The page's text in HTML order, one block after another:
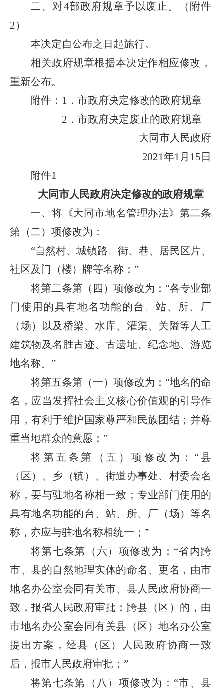
二、对4部政府规章予以废止。（附件
2）
本决定自公布之日起施行。
相关政府规章根据本决定作相应修改，
重新公布。
附件：1．市政府决定修改的政府规章
2．市政府决定废止的政府规章
大同市人民政府
2021年1月15日
附件1
大同市人民政府决定修改的政府规章
一、将《大同市地名管理办法》第二条
第（二）项修改为：
“自然村、城镇路、街、巷、居民区片、
社区及门（楼）牌等名称；”
将第二条第（四）项修改为：“各专业部
门使用的具有地名功能的台、站、所、厂
（场）以及桥梁、水库、灌渠、关隘等人工
建筑物及名胜古迹、古遗址、纪念地、游览
地名称。”
将第五条第（一）项修改为：“地名的命
名，应当发挥社会主义核心价值观的引导作
用，有利于维护国家尊严和民族团结；并尊
重当地群众的意愿；”
将第五条第（五）项修改为：“县
（区）、乡（镇）、街道办事处、村委会名
称，要与驻地名称相一致；专业部门使用的
具有地名功能的台、站、所、厂（场）等名
称，亦应与驻地名称相统一；”
将第七条第（六）项修改为：“省内跨
市、县的自然地理实体的命名、更名，由市
地名办公室会同有关市、县人民政府协商一
致，报省人民政府审批；跨县（区）的，由
市地名办公室会同有关县（区）地名办公室
提出方案，经县（区）人民政府协商一致
后，报市人民政府审批；”
将第七条第（八）项修改为：“市、县